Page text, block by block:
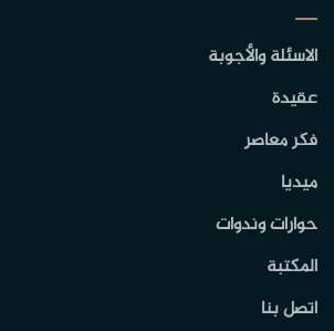
الاسئلة والأجوبة
عقيدة
فكر معاصر
ميديا
حوارات وندوات
المكتبة
اتصل بنا